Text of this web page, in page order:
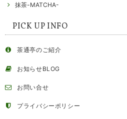
抹茶-MATCHA-
PICK UP INFO
茶通亭のご紹介
お知らせBLOG
お問い合せ
プライバシーポリシー